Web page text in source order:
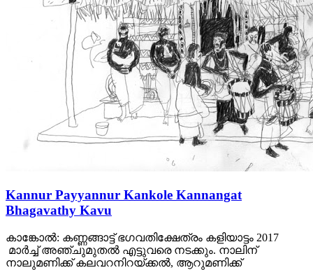
Kannur Payyannur Kankole Kannangat
Bhagavathy Kavu
കാങ്കോല്‍: കണ്ണങ്ങാട്ട് ഭഗവതിക്ഷേത്രം കളിയാട്ടം 2017
മാര്‍ച്ച് അഞ്ചുമുതല്‍ എട്ടുവരെ നടക്കും. നാലിന്
നാലുമണിക്ക് കലവറനിറയ്ക്കല്‍, ആറുമണിക്ക്